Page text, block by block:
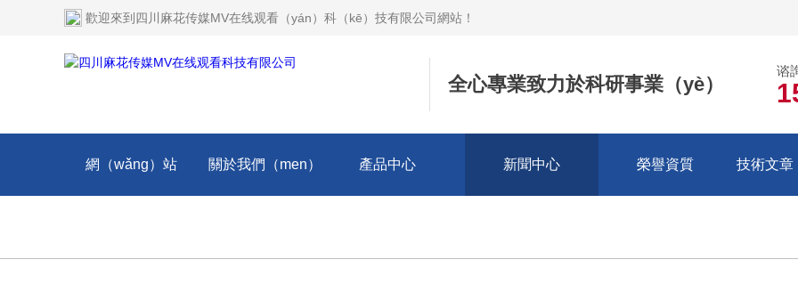
歡迎來到 四川麻花传媒MV在线观看（yán）科（kē）技有限公司網站 ！
全心專業致力於科研事業（yè）
谘
網（wǎng）站 關於我們（men） 產品中心 新聞中心 榮譽資質 技術文章